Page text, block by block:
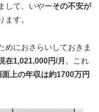
して、いやーその不安が
ます。
めにおさらいしておきま
在1,021,000円/月 。これ
面上の年収は約1700万円